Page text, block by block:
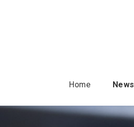
Home News